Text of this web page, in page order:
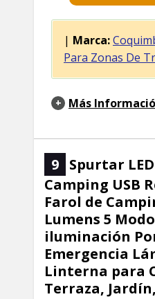
| Marca:
Para Zonas De
Más
9 Spurtar
Camping USB
Farol de
Lumens 5
iluminación
Emergencia
Linterna para
Terraza,